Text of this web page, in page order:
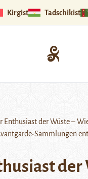
Kirgistan Tadschikistan
Enthusiast der Wüste –
Sammlungen
der